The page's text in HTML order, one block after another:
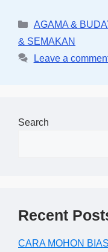
Categories
AGAMA &
& SEMAKAN
Leave a
Search
Recent
CARA MOHON